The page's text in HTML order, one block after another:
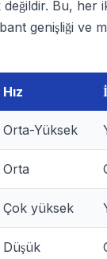
Bu, her
genişliği
Hız
Orta-Yüksek
Orta
Çok yüksek
Düşük